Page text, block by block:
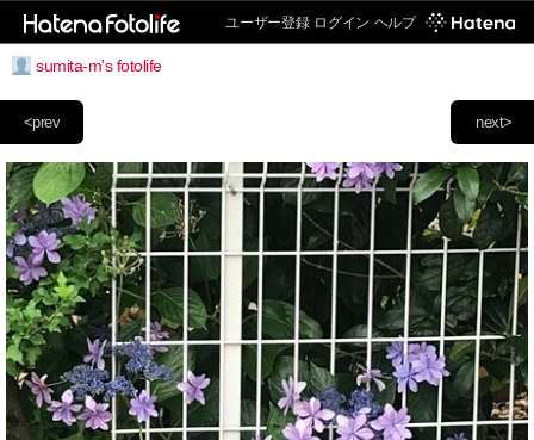
ユーザー登録 ログイン ヘルプ
sumita-m's fotolife
next>
<prev